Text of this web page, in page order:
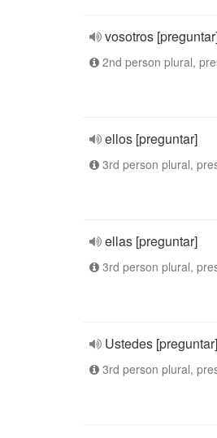
vosotros
2nd person plural,
ellos [preguntar]
3rd person plural,
ellas [preguntar]
3rd person plural,
Ustedes [preguntar]
3rd person plural,